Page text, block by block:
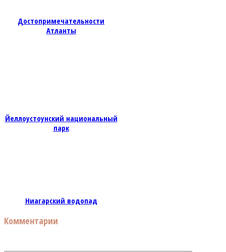
Достопримечательности
Атланты
Йеллоустоунский национальный
парк
Ниагарский водопад
Комментарии